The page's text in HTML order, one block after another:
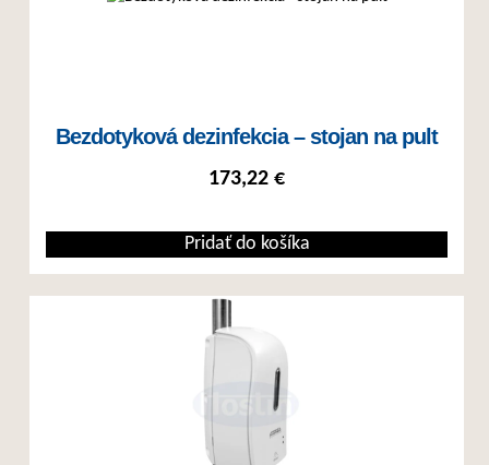
Bezdotyková dezinfekcia – stojan na pult
173,22 €
Pridať do košíka